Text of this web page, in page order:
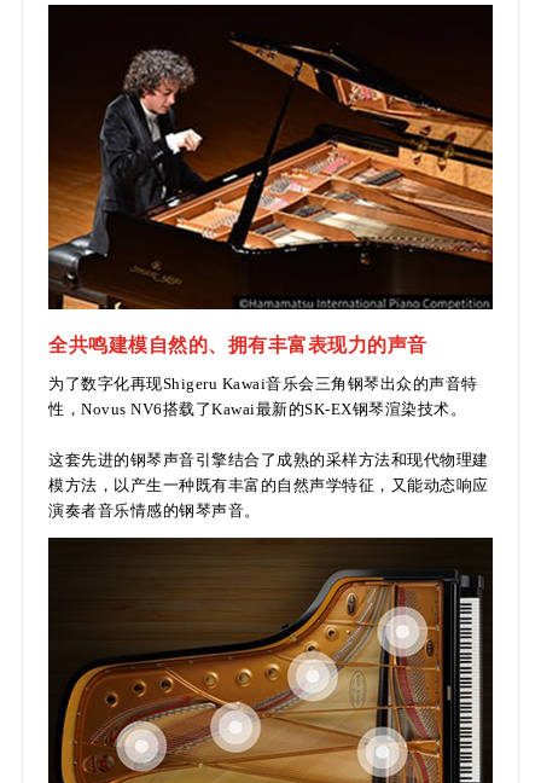
全共鸣建模自然的、拥有丰富表现力的声音
为了数字化再现Shigeru Kawai音乐会三角钢琴出众的声音特
性，Novus NV6搭载了Kawai最新的SK-EX钢琴渲染技术。
这套先进的钢琴声音引擎结合了成熟的采样方法和现代物理建
模方法，以产生一种既有丰富的自然声学特征，又能动态响应
演奏者音乐情感的钢琴声音。